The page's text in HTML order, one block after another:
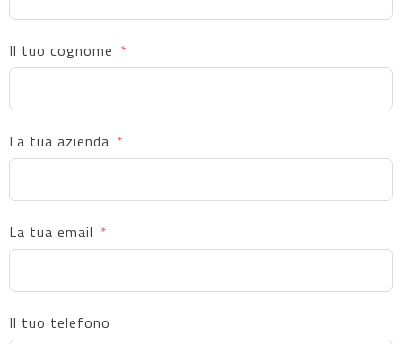
Il tuo cognome
La tua azienda
La tua email
Il tuo telefono